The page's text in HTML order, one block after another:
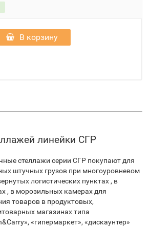
В корзину
линейки СГР
стеллажи серии СГР покупают для
штучных грузов при многоуровневом
логистических пунктах , в
, в морозильных камерах для
товаров в продуктовых,
магазинах типа
«гипермаркет», «дискаунтер»